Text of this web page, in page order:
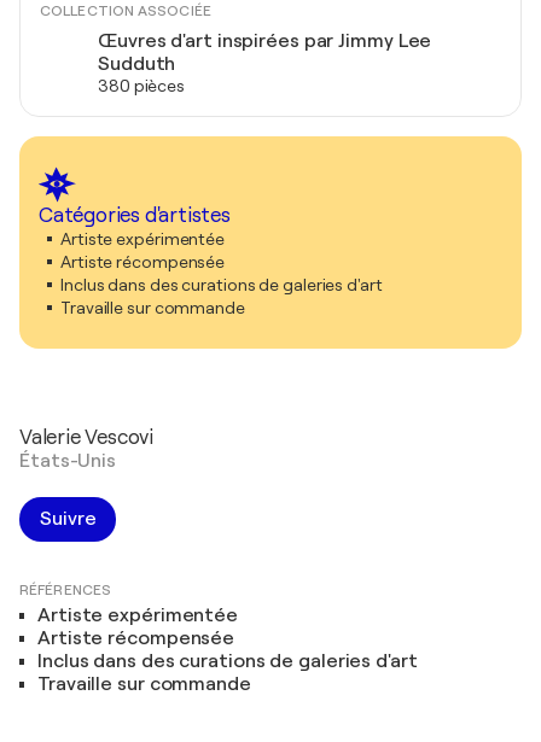
COLLECTION ASSOCIÉE
Œuvres d'art inspirées par Jimmy Lee
Sudduth
380 pièces
Catégories d'artistes
Artiste expérimentée
Artiste récompensée
Inclus dans des curations de galeries d'art
Travaille sur commande
Valerie Vescovi
États-Unis
Suivre
RÉFÉRENCES
Artiste expérimentée
Artiste récompensée
Inclus dans des curations de galeries d'art
Travaille sur commande